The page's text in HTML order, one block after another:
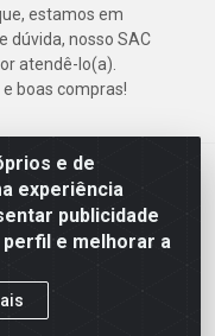
e de
experiência
publicidade
e melhorar a
estamos em
dúvida, nosso SAC
atendê-lo(a).
boas compras!
de Morais, 2471 -
CNPJ 24.150.377/0003-